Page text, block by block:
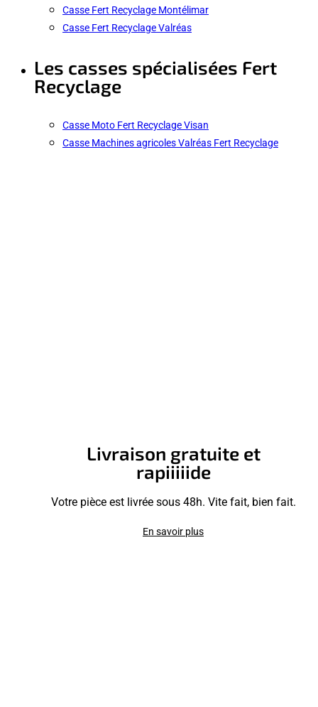
Casse Fert Recyclage Montélimar
Casse Fert Recyclage Valréas
Les casses spécialisées Fert
Recyclage
Casse Moto Fert Recyclage Visan
Casse Machines agricoles Valréas Fert Recyclage
Livraison gratuite et
rapiiiiide
Votre pièce est livrée sous 48h. Vite fait, bien fait.
En savoir plus